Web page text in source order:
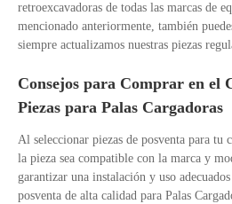
retroexcavadoras de todas las marcas de
mencionado anteriormente, también
siempre actualizamos nuestras piezas
Consejos para Comprar en el
Piezas para Palas Cargadoras
Al seleccionar piezas de posventa para tu
la pieza sea compatible con la marca y
garantizar una instalación y uso
posventa de alta calidad para Palas